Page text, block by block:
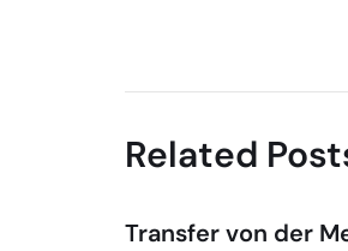
Related
Transfer von der